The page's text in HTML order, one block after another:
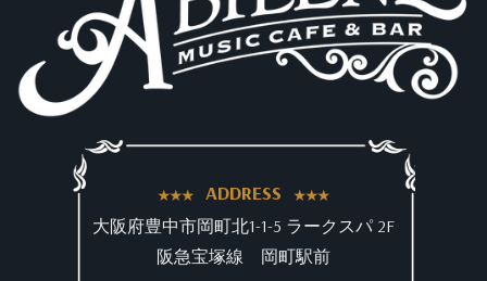
ADDRESS
大阪府豊中市岡町北1-1-5 ラークスパ 2F
阪急宝塚線 岡町駅前